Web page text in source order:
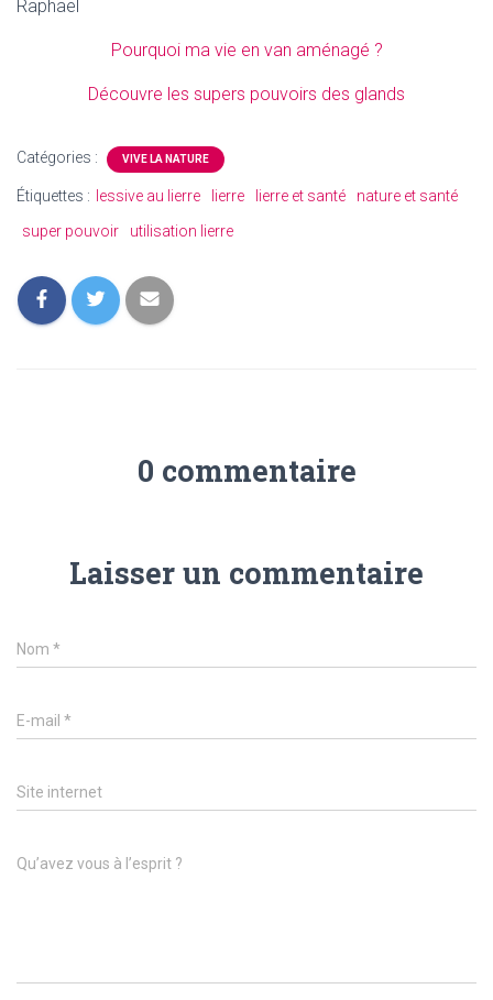
Raphaël
Pourquoi ma vie en van aménagé ?
Découvre les supers pouvoirs des glands
Catégories : VIVE LA NATURE
Étiquettes : lessive au lierre lierre lierre et santé
nature et santé
super pouvoir
utilisation lierre
0 commentaire
Laisser un commentaire
Nom *
E-mail *
Site internet
Qu’avez vous à l’esprit ?